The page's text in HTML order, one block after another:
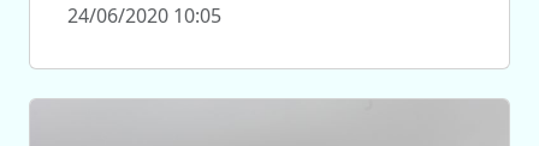
24/06/2020 10:05